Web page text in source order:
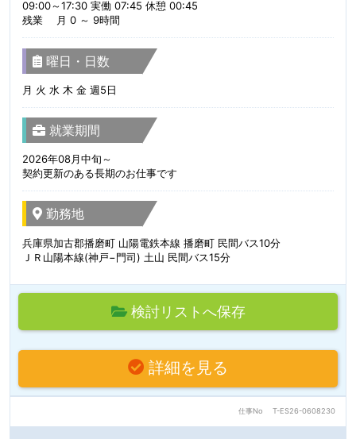
09:00～17:30 実働 07:45 休憩 00:45
残業 月 0 ～ 9時間
曜日・日数
月 火 水 木 金 週5日
就業期間
2026年08月中旬～
契約更新のある長期のお仕事です
勤務地
兵庫県加古郡播磨町 山陽電鉄本線 播磨町 民間バス10分
ＪＲ山陽本線(神戸−門司) 土山 民間バス15分
検討リストへ保存
詳細を見る
仕事No T-ES26-0608230